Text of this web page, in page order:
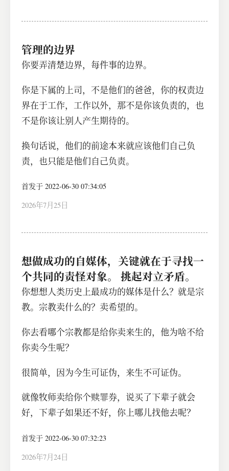
管理的边界
你要弄清楚边界，每件事的边界。
你是下属的上司，不是他们的爸爸，你的权责边
界在于工作，工作以外，那不是你该负责的，也
不是你该让别人产生期待的。
换句话说，他们的前途本来就应该他们自己负
责，也只能是他们自己负责。
首发于 2022-06-30 07:34:05
2026年7月25日
想做成功的自媒体，关键就在于寻找一
个共同的责怪对象。 挑起对立矛盾。
你想想人类历史上最成功的媒体是什么？就是宗
教。宗教卖什么的？卖希望的。
你去看哪个宗教都是给你卖来生的，他为啥不给
你卖今生呢？
很简单，因为今生可证伪，来生不可证伪。
就像牧师卖给你个赎罪券，说买了下辈子就会
好，下辈子如果还不好，你上哪儿找他去呢？
首发于 2022-06-30 07:32:23
2026年7月24日